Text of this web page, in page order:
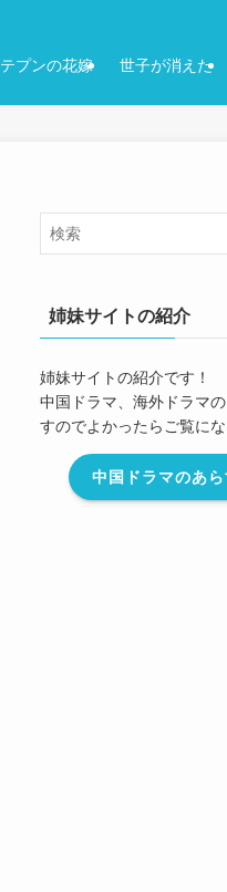
テプンの花嫁 世子が消えた
姉妹サイトの紹介
姉妹サイトの紹介です！
中国ドラマ、海外ドラマ
すのでよかったらご覧に
中国ドラマのあ